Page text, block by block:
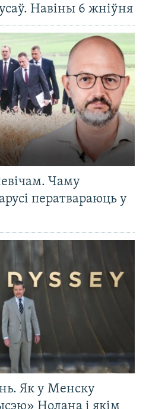
Навіны 6 жніўня
Чаму
ператвараюць у
Як у Менску